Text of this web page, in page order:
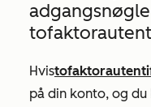
Hvis
på din konto, og